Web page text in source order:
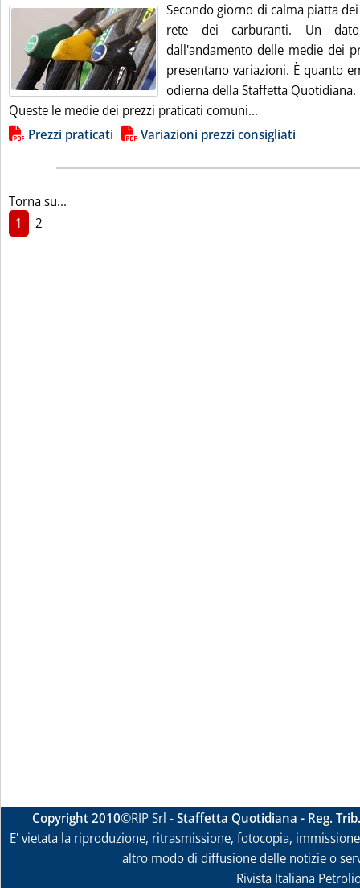
Secondo giorno di calma piatta
rete dei carburanti. Un
dall'andamento delle medie dei
presentano variazioni. È quanto
odierna della Staffetta Quotidiana.
Queste le medie dei prezzi praticati comuni...
Lista allegati PDF alla notizia
Prezzi praticati Variazioni prezzi consigliati
Torna su...
1
2
Copyright 2010©RIP Srl -Staffetta Quotidiana - Reg.
E' vietata la riproduzione, ritrasmissione, fotocopia,
altro modo di diffusione delle notizie o
Rivista Italiana